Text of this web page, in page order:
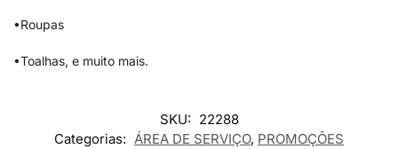
•Roupas
•Toalhas, e muito mais.
SKU: 22288
Categorias: ÁREA DE SERVIÇO, PROMOÇÕES